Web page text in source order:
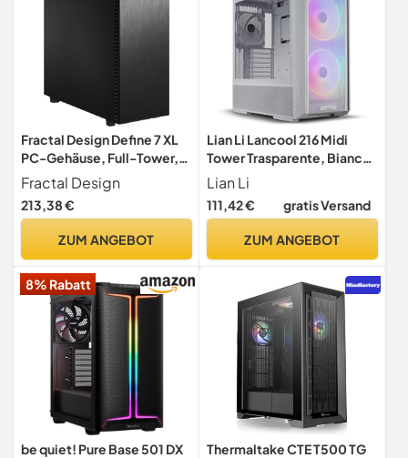
Fractal Design Define 7 XL
PC-Gehäuse, Full-Tower,
ATX/E-ATX, Schwarz -
Fractal Define 7 XL mit
Schalldämmung &
Kabelmanagement
Fractal Design
213,38 €
ZUM ANGEBOT
Lian Li Lancool 216 Midi
Tower Trasparente, Bianco
(lian Li Lancool 216 Rgb
MiD-Tower Pc Case -
White)
Lian Li
111,42 € gratis Versand
ZUM ANGEBOT
8% Rabatt
be quiet! Pure Base 501 DX
Thermaltake CTE T500 TG